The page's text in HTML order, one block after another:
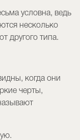
условна, ведь
несколько
другого типа.
когда они
черты,